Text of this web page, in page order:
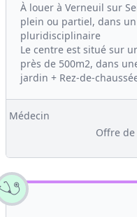
À louer à Verneuil sur
plein ou partiel, dans
pluridisciplinaire
Le centre est situé sur
près de 500m2, dans
jardin + Rez-de-
Médecin
Offre